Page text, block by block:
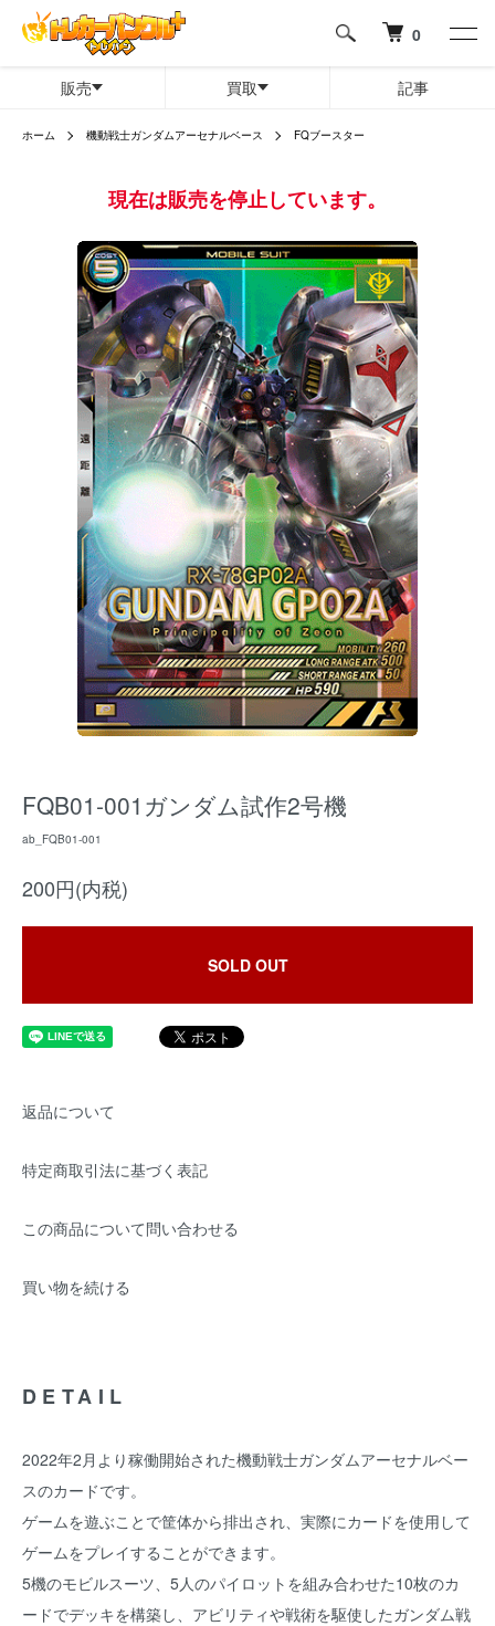
0
販売 買取 記事
ホーム 機動戦士ガンダムアーセナルベース FQブースター
現在は販売を停止しています。
FQB01-001ガンダム試作2号機
ab_FQB01-001
200円(内税)
SOLD OUT
返品について
特定商取引法に基づく表記
この商品について問い合わせる
買い物を続ける
DETAIL
2022年2月より稼働開始された機動戦士ガンダムアーセナルベー
スのカードです。
ゲームを遊ぶことで筐体から排出され、実際にカードを使用して
ゲームをプレイすることができます。
5機のモビルスーツ、5人のパイロットを組み合わせた10枚のカ
ードでデッキを構築し、アビリティや戦術を駆使したガンダム戦